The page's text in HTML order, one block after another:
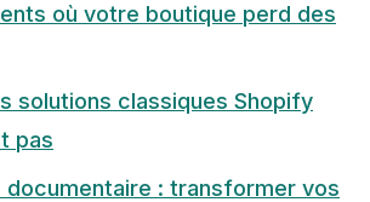
où votre boutique perd des
solutions classiques Shopify
pas
documentaire : transformer vos